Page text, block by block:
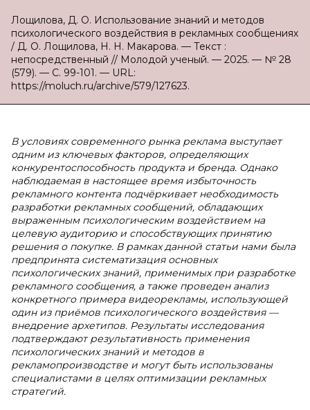
Лощилова, Д. О. Использование знаний и методов
психологического воздействия в рекламных сообщениях
/ Д. О. Лощилова, Н. Н. Макарова. — Текст :
непосредственный // Молодой ученый. — 2025. — № 28
(579). — С. 99-101. — URL:
https://moluch.ru/archive/579/127623.
В условиях современного рынка реклама выступает
одним из ключевых факторов, определяющих
конкурентоспособность продукта и бренда. Однако
наблюдаемая в настоящее время избыточность
рекламного контента подчёркивает необходимость
разработки рекламных сообщений, обладающих
выраженным психологическим воздействием на
целевую аудиторию и способствующих принятию
решения о покупке. В рамках данной статьи нами была
предпринята систематизация основных
психологических знаний, применимых при разработке
рекламного сообщения, а также проведен анализ
конкретного примера видеорекламы, использующей
один из приёмов психологического воздействия —
внедрение архетипов. Результаты исследования
подтверждают результативность применения
психологических знаний и методов в
рекламопроизводстве и могут быть использованы
специалистами в целях оптимизации рекламных
стратегий.